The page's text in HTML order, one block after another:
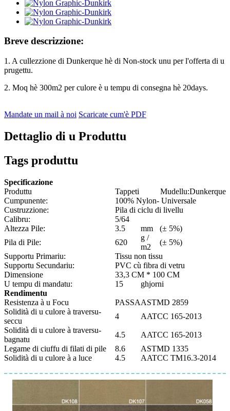
Breve descrizzione:
1. A cullezzione di Dunkerque hè di Non-stock unu per l'offerta di u
prugettu.
2. Moq hè 300m2 per culore è u tempu di consegna hè 20days.
Mandate un mail à noi Scaricate cum'è PDF
Dettaglio di u Produttu
Tags produttu
Specificazione
Produttu
Tappeti Mudellu:Dunkerque
Cumpunente:
100% Nylon- Universale
Custruzzione:
Pila di ciclu di livellu
Calibru:
5/64
Altezza Pile:
3.5 mm
(± 5%)
Pila di Pile:
620
g /
m2
(± 5%)
Supportu Primariu:
Tissu non tissu
Supportu Secundariu:
PVC cù fibra di vetru
Dimensione
33,3 CM * 100 CM
U tempu di mandatu:
15
ghjorni
Rendimentu
Resistenza à u Focu
PASSAASTMD 2859
Solidità di u culore à traversu-
seccu
4
AATCC 165-2013
Solidità di u culore à traversu-
bagnatu
4.5
AATCC 165-2013
Legame di ciuffu di filati di pile
8.6
ASTMD 1335
Solidità di u culore à a luce
4.5 AATCC TM16.3-2014